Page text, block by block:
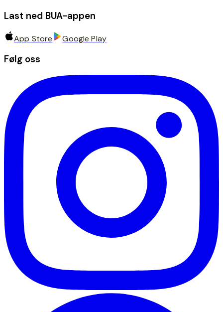
Last ned BUA-appen
App Store Google Play
Følg oss